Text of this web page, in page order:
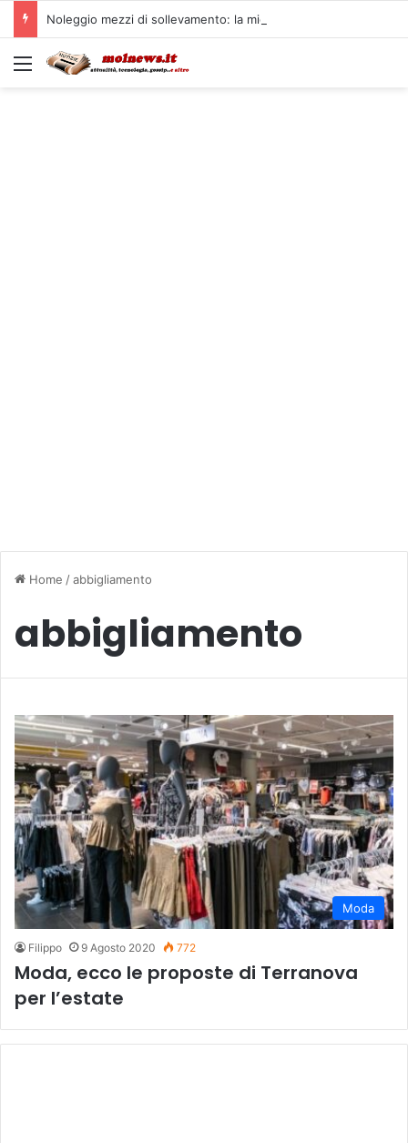
Noleggio mezzi di sollevamento: la migliore soluzione
Menu
Home /abbigliamento
abbigliamento
Moda
Filippo 9 Agosto 2020 772
Moda, ecco le proposte di Terranova
per l’estate